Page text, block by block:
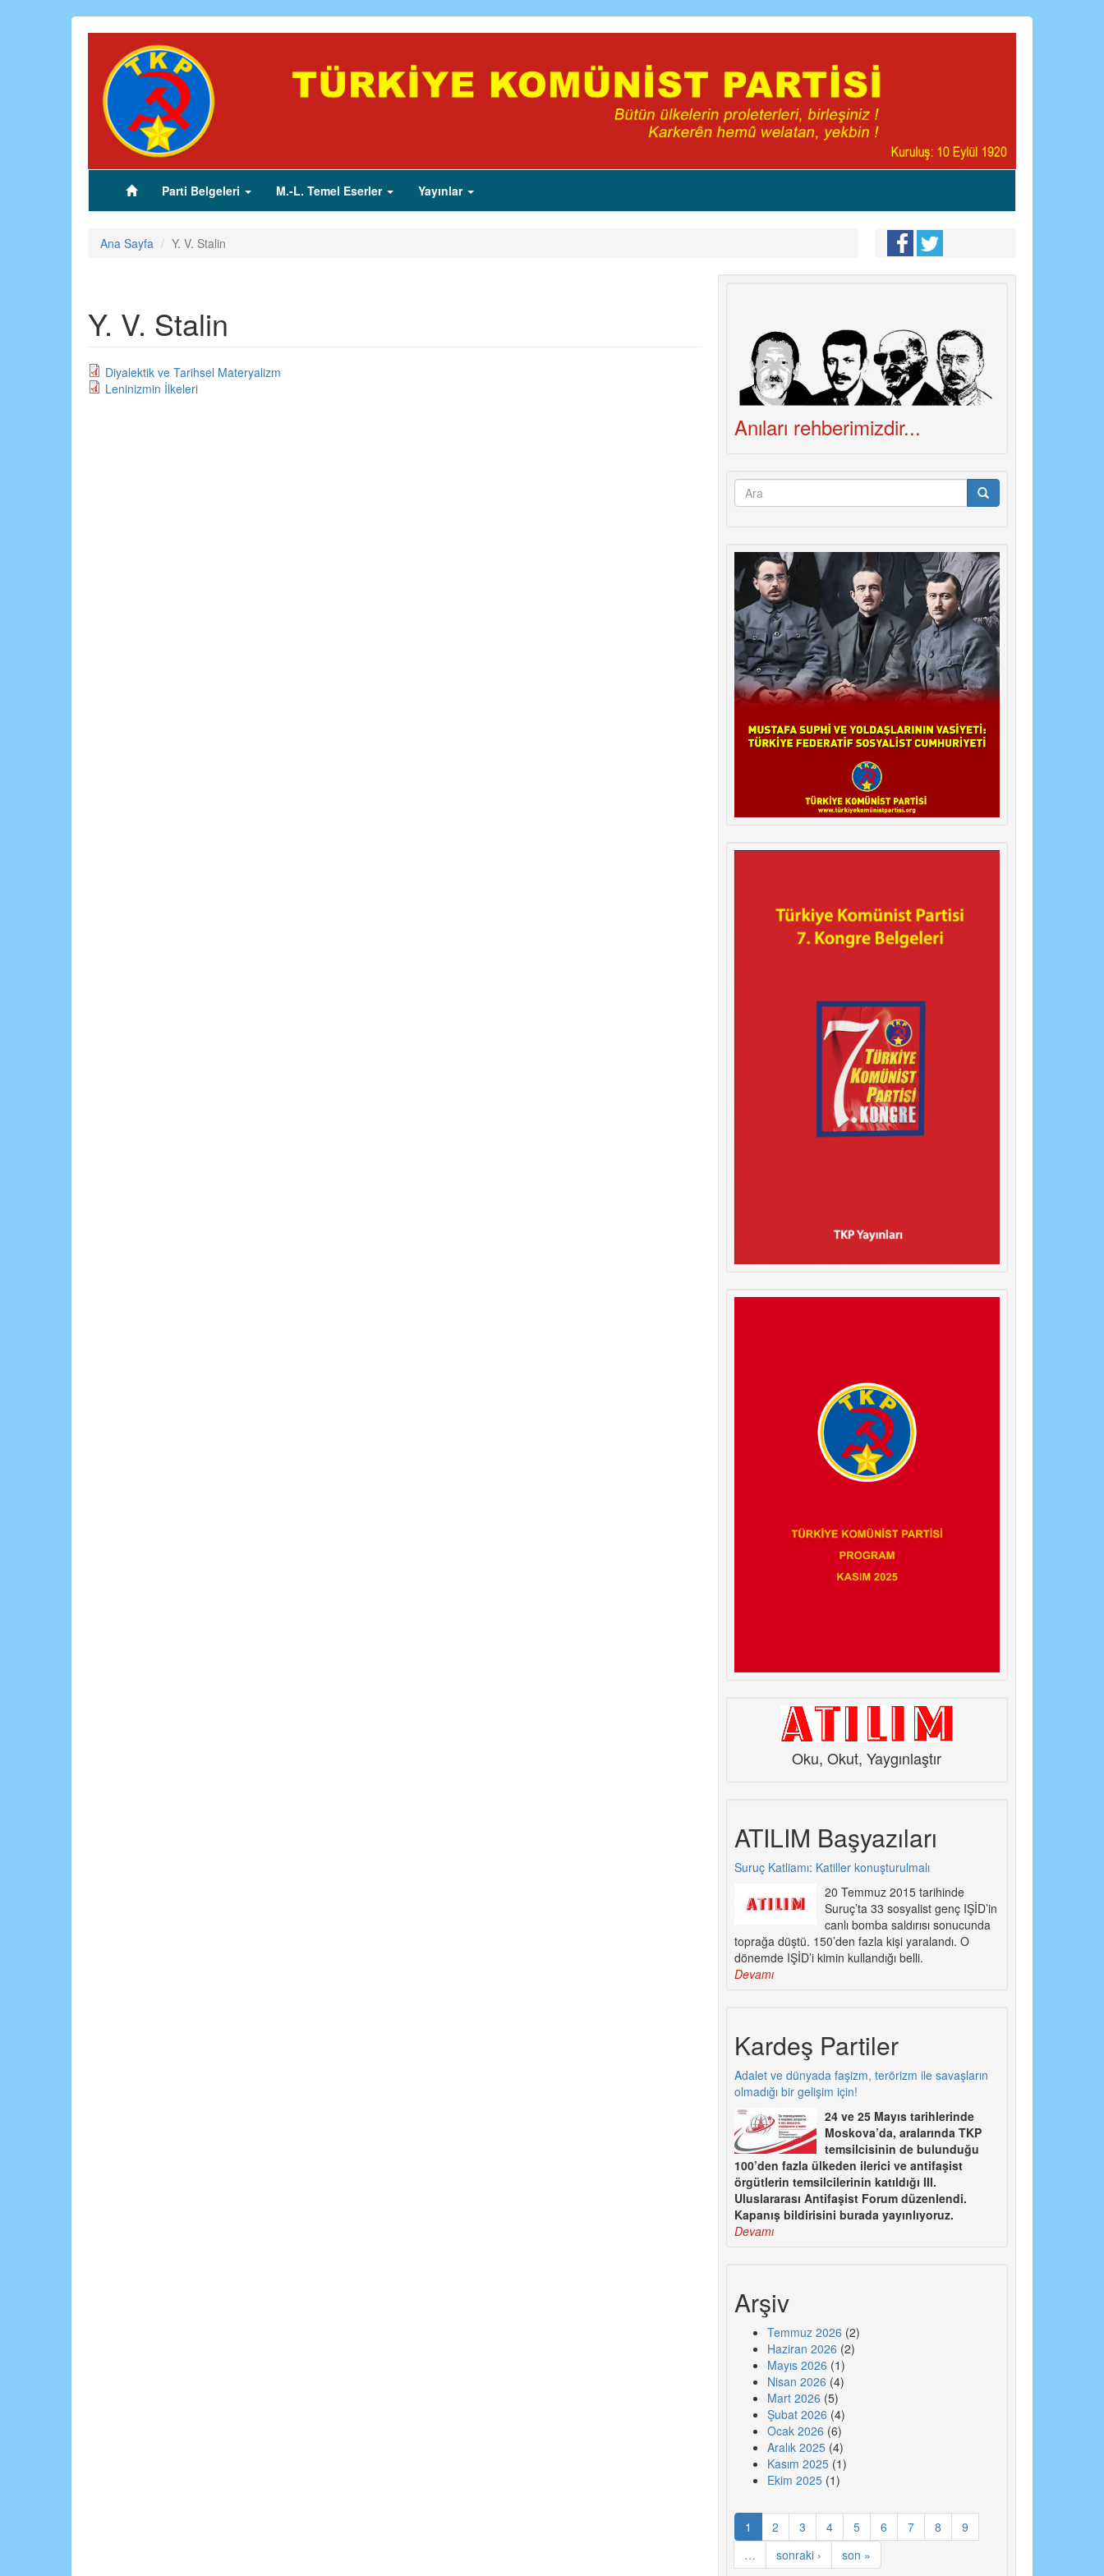
(current)Parti Belgeleri M.-L. Temel Eserler Yayınlar
Ana Sayfa Y. V. Stalin
Y. V. Stalin
Diyalektik ve Tarihsel Materyalizm
Leninizmin İlkeleri
Anıları rehberimizdir...
Arama
Oku, Okut, Yaygınlaştır
ATILIM Başyazıları
Suruç Katliamı: Katiller konuşturulmalı
20 Temmuz 2015 tarihinde
Suruç’ta 33 sosyalist genç IŞİD’in
canlı bomba saldırısı sonucunda
toprağa düştü. 150’den fazla kişi yaralandı. O
dönemde IŞİD’i kimin kullandığı belli.
Devamı
Kardeş Partiler
Adalet ve dünyada faşizm, terörizm ile savaşların
olmadığı bir gelişim için!
24 ve 25 Mayıs tarihlerinde
Moskova’da, aralarında TKP
temsilcisinin de bulunduğu
100’den fazla ülkeden ilerici ve antifaşist
örgütlerin temsilcilerinin katıldığı III.
Uluslararası Antifaşist Forum düzenlendi.
Kapanış bildirisini burada yayınlıyoruz.
Devamı
Arşiv
Temmuz 2026 (2)
Haziran 2026 (2)
Mayıs 2026 (1)
Nisan 2026 (4)
Mart 2026 (5)
Şubat 2026 (4)
Ocak 2026 (6)
Aralık 2025(4)
Kasım 2025(1)
Ekim 2025(1)
1 2 3 4 5 6 7 8
9
…
sonraki › son »